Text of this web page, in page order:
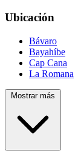
Ubicación
Bávaro
Bayahíbe
Cap Cana
La Romana
Mostrar más